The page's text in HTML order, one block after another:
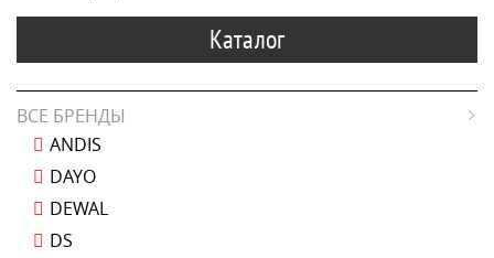
Каталог
ВСЕ БРЕНДЫ
ANDIS
DAYO
DEWAL
DS